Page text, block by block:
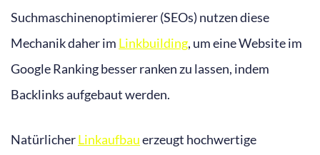
Suchmaschinenoptimierer (SEOs) nutzen diese
Mechanik daher im Linkbuilding, um eine Website im
Google Ranking besser ranken zu lassen, indem
Backlinks aufgebaut werden.
NatürlicherLinkaufbauerzeugt hochwertige